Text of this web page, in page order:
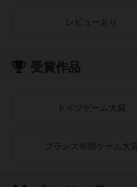
レビューあり
受賞作品
ドイツゲーム大賞
フランス年間ゲーム大賞